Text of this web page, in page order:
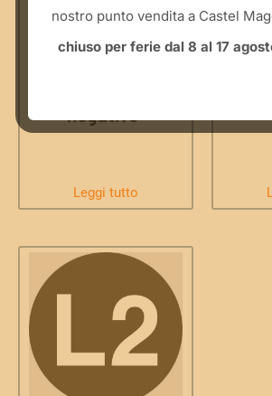
negativo”
Leggi tutto
nostro punto vendita a Castel
chiuso per ferie dal 8 al 17